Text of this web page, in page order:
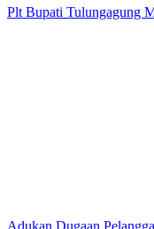
Plt Bupati Tulungagung
Adukan Dugaan